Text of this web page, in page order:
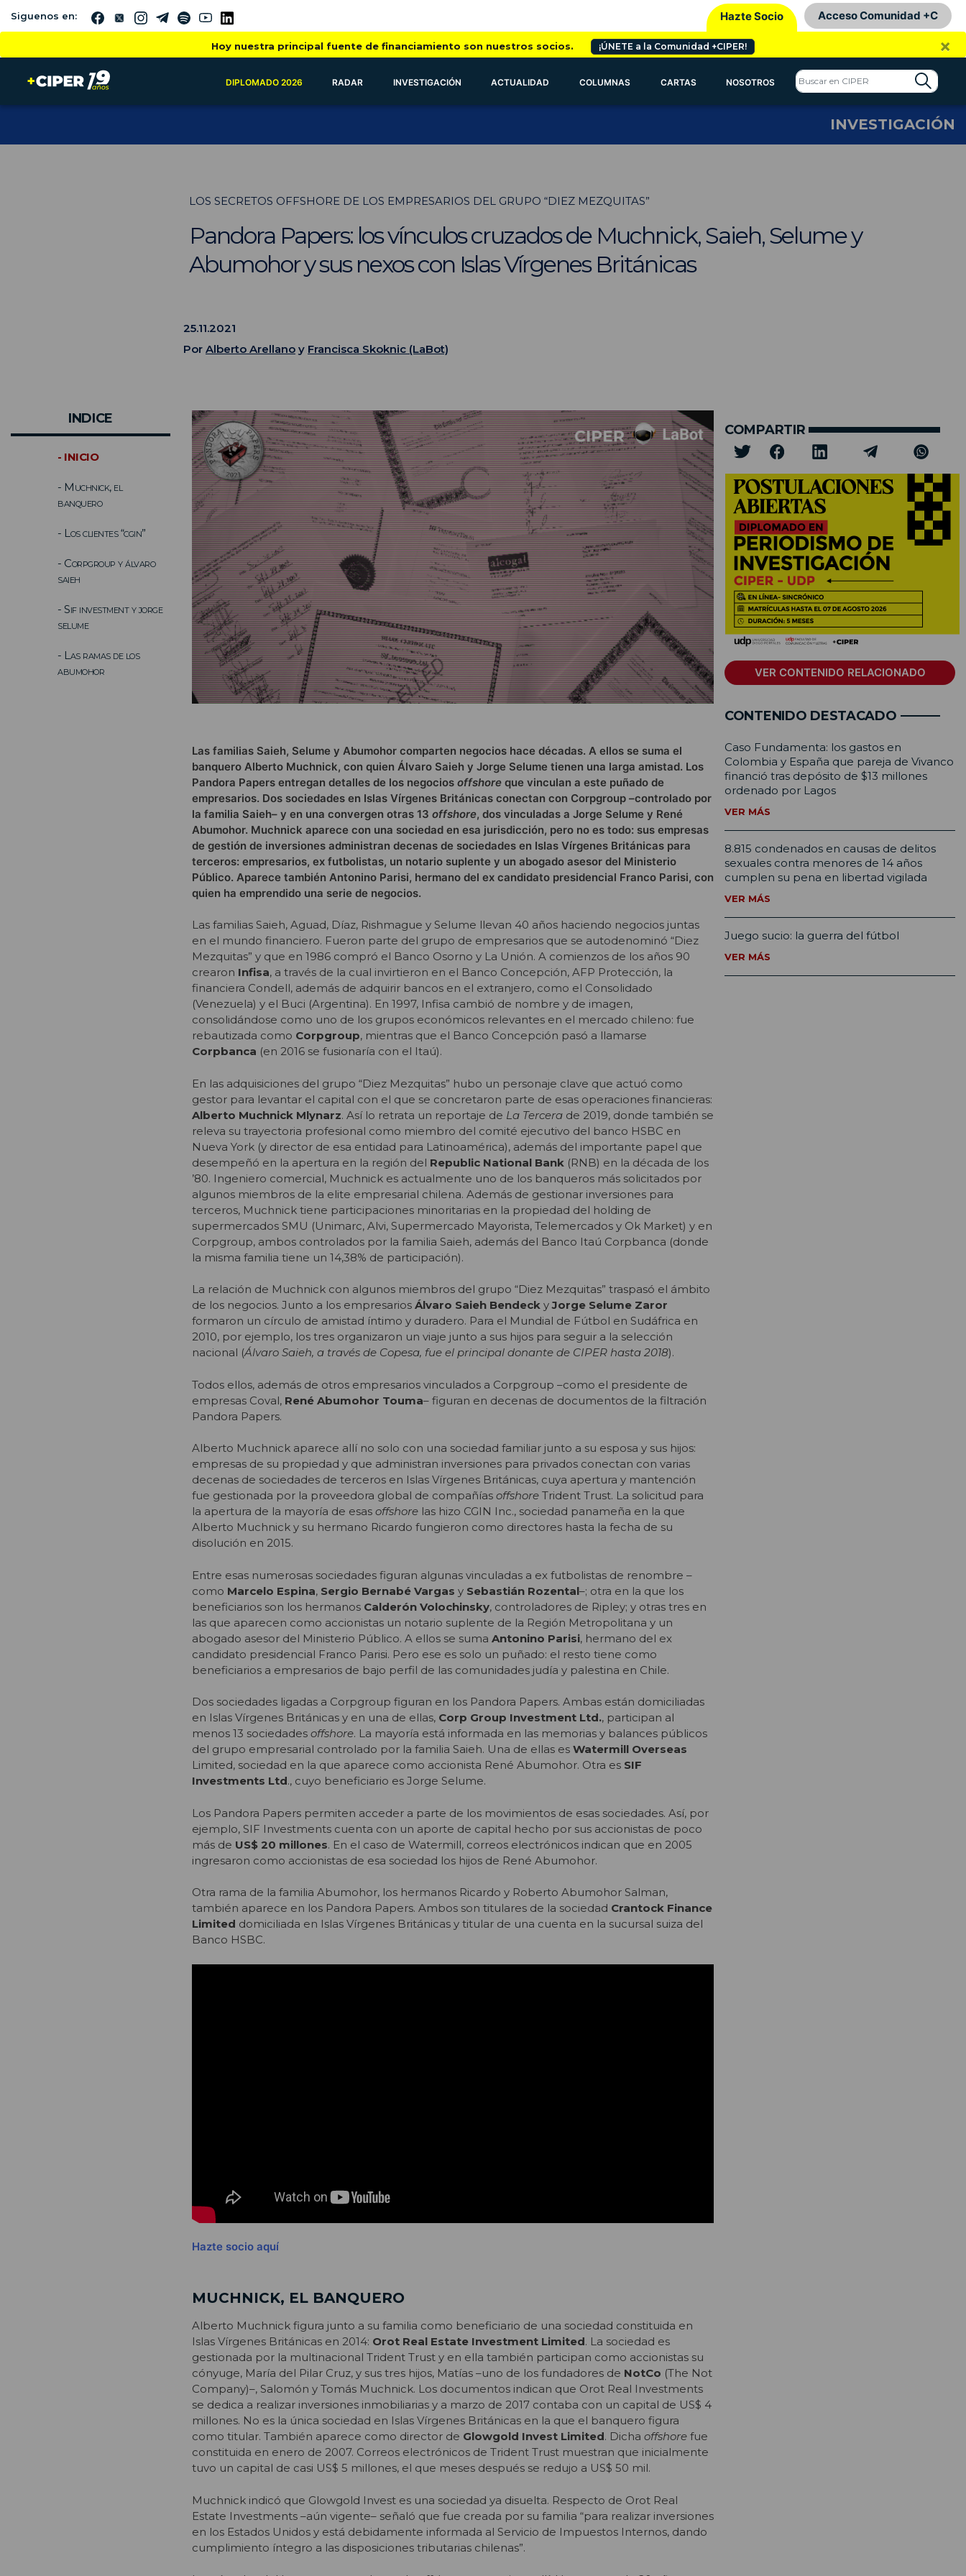
Siguenos en: Hazte Socio Acceso Comunidad +C
Hoy nuestra principal fuente de financiamiento son nuestros socios. ¡ÚNETE a la Comunidad +CIPER! ×
DIPLOMADO 2026 RADAR INVESTIGACIÓN ACTUALIDAD COLUMNAS CARTAS NOSOTROS
INVESTIGACIÓN
LOS SECRETOS OFFSHORE DE LOS EMPRESARIOS DEL GRUPO “DIEZ MEZQUITAS”
Pandora Papers: los vínculos cruzados de Muchnick, Saieh, Selume y
Abumohor y sus nexos con Islas Vírgenes Británicas
25.11.2021
Por Alberto Arellano y Francisca Skoknic (LaBot)
INDICE
- INICIO
- Muchnick, el
banquero
- Los clientes “cgin”
- Corpgroup y álvaro
saieh
- Sif investment y jorge
selume
- Las ramas de los
abumohor
Las familias Saieh, Selume y Abumohor comparten negocios hace décadas. A ellos se suma el
banquero Alberto Muchnick, con quien Álvaro Saieh y Jorge Selume tienen una larga amistad. Los
Pandora Papers entregan detalles de los negocios offshore que vinculan a este puñado de
empresarios. Dos sociedades en Islas Vírgenes Británicas conectan con Corpgroup –controlado por
la familia Saieh– y en una convergen otras 13 offshore, dos vinculadas a Jorge Selume y René
Abumohor. Muchnick aparece con una sociedad en esa jurisdicción, pero no es todo: sus empresas
de gestión de inversiones administran decenas de sociedades en Islas Vírgenes Británicas para
terceros: empresarios, ex futbolistas, un notario suplente y un abogado asesor del Ministerio
Público. Aparece también Antonino Parisi, hermano del ex candidato presidencial Franco Parisi, con
quien ha emprendido una serie de negocios.
Las familias Saieh, Aguad, Díaz, Rishmague y Selume llevan 40 años haciendo negocios juntas
en el mundo financiero. Fueron parte del grupo de empresarios que se autodenominó “Diez
Mezquitas” y que en 1986 compró el Banco Osorno y La Unión. A comienzos de los años 90
crearon Infisa, a través de la cual invirtieron en el Banco Concepción, AFP Protección, la
financiera Condell, además de adquirir bancos en el extranjero, como el Consolidado
(Venezuela) y el Buci (Argentina). En 1997, Infisa cambió de nombre y de imagen,
consolidándose como uno de los grupos económicos relevantes en el mercado chileno: fue
rebautizada como Corpgroup, mientras que el Banco Concepción pasó a llamarse
Corpbanca (en 2016 se fusionaría con el Itaú).
En las adquisiciones del grupo “Diez Mezquitas” hubo un personaje clave que actuó como
gestor para levantar el capital con el que se concretaron parte de esas operaciones financieras:
Alberto Muchnick Mlynarz. Así lo retrata un reportaje de La Tercera de 2019, donde también se
releva su trayectoria profesional como miembro del comité ejecutivo del banco HSBC en
Nueva York (y director de esa entidad para Latinoamérica), además del importante papel que
desempeñó en la apertura en la región del Republic National Bank (RNB) en la década de los
’80. Ingeniero comercial, Muchnick es actualmente uno de los banqueros más solicitados por
algunos miembros de la elite empresarial chilena. Además de gestionar inversiones para
terceros, Muchnick tiene participaciones minoritarias en la propiedad del holding de
supermercados SMU (Unimarc, Alvi, Supermercado Mayorista, Telemercados y Ok Market) y en
Corpgroup, ambos controlados por la familia Saieh, además del Banco Itaú Corpbanca (donde
la misma familia tiene un 14,38% de participación).
La relación de Muchnick con algunos miembros del grupo “Diez Mezquitas” traspasó el ámbito
de los negocios. Junto a los empresarios Álvaro Saieh Bendeck yJorge Selume Zaror
formaron un círculo de amistad íntimo y duradero. Para el Mundial de Fútbol en Sudáfrica en
2010, por ejemplo, los tres organizaron un viaje junto a sus hijos para seguir a la selección
nacional (Álvaro Saieh, a través de Copesa, fue el principal donante de CIPER hasta 2018).
Todos ellos, además de otros empresarios vinculados a Corpgroup –como el presidente de
empresas Coval, René Abumohor Touma– figuran en decenas de documentos de la filtración
Pandora Papers.
Alberto Muchnick aparece allí no solo con una sociedad familiar junto a su esposa y sus hijos:
empresas de su propiedad y que administran inversiones para privados conectan con varias
decenas de sociedades de terceros en Islas Vírgenes Británicas, cuya apertura y mantención
fue gestionada por la proveedora global de compañías offshore Trident Trust. La solicitud para
la apertura de la mayoría de esas offshore las hizo CGIN Inc., sociedad panameña en la que
Alberto Muchnick y su hermano Ricardo fungieron como directores hasta la fecha de su
disolución en 2015.
Entre esas numerosas sociedades figuran algunas vinculadas a ex futbolistas de renombre –
como Marcelo Espina, Sergio Bernabé Vargas y Sebastián Rozental–; otra en la que los
beneficiarios son los hermanos Calderón Volochinsky, controladores de Ripley; y otras tres en
las que aparecen como accionistas un notario suplente de la Región Metropolitana y un
abogado asesor del Ministerio Público. A ellos se suma Antonino Parisi, hermano del ex
candidato presidencial Franco Parisi. Pero ese es solo un puñado: el resto tiene como
beneficiarios a empresarios de bajo perfil de las comunidades judía y palestina en Chile.
Dos sociedades ligadas a Corpgroup figuran en los Pandora Papers. Ambas están domiciliadas
en Islas Vírgenes Británicas y en una de ellas, Corp Group Investment Ltd., participan al
menos 13 sociedades offshore. La mayoría está informada en las memorias y balances públicos
del grupo empresarial controlado por la familia Saieh. Una de ellas es Watermill Overseas
Limited, sociedad en la que aparece como accionista René Abumohor. Otra es SIF
Investments Ltd., cuyo beneficiario es Jorge Selume.
Los Pandora Papers permiten acceder a parte de los movimientos de esas sociedades. Así, por
ejemplo, SIF Investments cuenta con un aporte de capital hecho por sus accionistas de poco
más de US$ 20 millones. En el caso de Watermill, correos electrónicos indican que en 2005
ingresaron como accionistas de esa sociedad los hijos de René Abumohor.
Otra rama de la familia Abumohor, los hermanos Ricardo y Roberto Abumohor Salman,
también aparece en los Pandora Papers. Ambos son titulares de la sociedad Crantock Finance
Limited domiciliada en Islas Vírgenes Británicas y titular de una cuenta en la sucursal suiza del
Banco HSBC.
Hazte socio aquí
MUCHNICK, EL BANQUERO
Alberto Muchnick figura junto a su familia como beneficiario de una sociedad constituida en
Islas Vírgenes Británicas en 2014: Orot Real Estate Investment Limited. La sociedad es
gestionada por la multinacional Trident Trust y en ella también participan como accionistas su
cónyuge, María del Pilar Cruz, y sus tres hijos, Matías –uno de los fundadores de NotCo (The Not
Company)–, Salomón y Tomás Muchnick. Los documentos indican que Orot Real Investments
se dedica a realizar inversiones inmobiliarias y a marzo de 2017 contaba con un capital de US$ 4
millones. No es la única sociedad en Islas Vírgenes Británicas en la que el banquero figura
como titular. También aparece como director de Glowgold Invest Limited. Dicha offshore fue
constituida en enero de 2007. Correos electrónicos de Trident Trust muestran que inicialmente
tuvo un capital de casi US$ 5 millones, el que meses después se redujo a US$ 50 mil.
Muchnick indicó que Glowgold Invest es una sociedad ya disuelta. Respecto de Orot Real
Estate Investments –aún vigente– señaló que fue creada por su familia “para realizar inversiones
en los Estados Unidos y está debidamente informada al Servicio de Impuestos Internos, dando
cumplimiento íntegro a las disposiciones tributarias chilenas”.
COMPARTIR
VER CONTENIDO RELACIONADO
CONTENIDO DESTACADO
Caso Fundamenta: los gastos en
Colombia y España que pareja de Vivanco
financió tras depósito de $13 millones
ordenado por Lagos
VER MÁS
8.815 condenados en causas de delitos
sexuales contra menores de 14 años
cumplen su pena en libertad vigilada
VER MÁS
Juego sucio: la guerra del fútbol
VER MÁS